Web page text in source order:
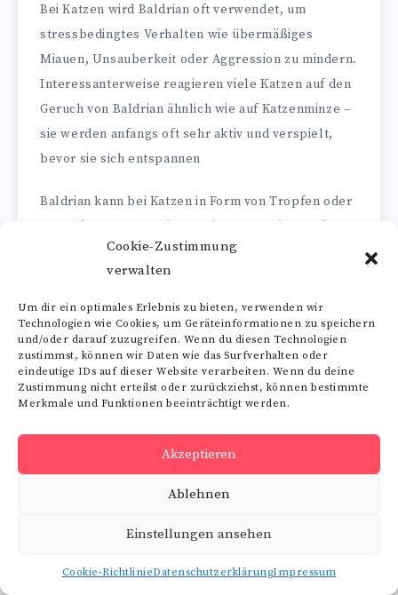
Cookie-Zustimmung
verwalten
Um dir ein optimales Erlebnis zu bieten, verwenden wir
Technologien wie Cookies, um Geräteinformationen zu speichern
und/oder darauf zuzugreifen. Wenn du diesen Technologien
zustimmst, können wir Daten wie das Surfverhalten oder
eindeutige IDs auf dieser Website verarbeiten. Wenn du deine
Zustimmung nicht erteilst oder zurückziehst, können bestimmte
Merkmale und Funktionen beeinträchtigt werden.
Akzeptieren
Ablehnen
Einstellungen ansehen
Cookie-RichtlinieDatenschutzerklärungImpressum
Bei Katzen wird Baldrian oft verwendet, um
stressbedingtes Verhalten wie übermäßiges
Miauen, Unsauberkeit oder Aggression zu mindern.
Interessanterweise reagieren viele Katzen auf den
Geruch von Baldrian ähnlich wie auf Katzenminze –
sie werden anfangs oft sehr aktiv und verspielt,
bevor sie sich entspannen
Baldrian kann bei Katzen in Form von Tropfen oder
auch in Spielzeug oder Kratzbäume integriert
werden, um die Katze zu beschäftigen und
gleichzeitig zu beruhigen.
Sicherheit und Vorsichtsmaßnahmen
Während Baldrian im Allgemeinen als sicher für
Haustiere gilt, ist es wichtig, auf die richtige
Dosierung zu achten, um Überdosierungen zu
vermeiden, die zu Magenbeschwerden oder
übermäßiger Sedierung führen können. Bei Tieren
gleichzeitigen Einnahme anderer Medikamente